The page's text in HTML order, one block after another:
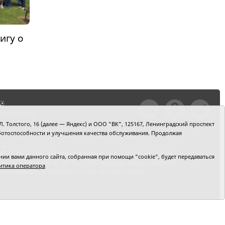
о
текст и
39-90-59. Отдел рекламы: тел. (3452) 39-90-51.
ФС77-64918 от 24.02.2016 выдано Федеральной
некоммерческая организация
Толстого, 16 (далее — Яндекс) и ООО "ВК", 125167, Ленинградский проспект
и улучшения качества обслуживания. Продолжая
вами данного сайта, собранная при помощи "cookie", будет передаваться
оператора